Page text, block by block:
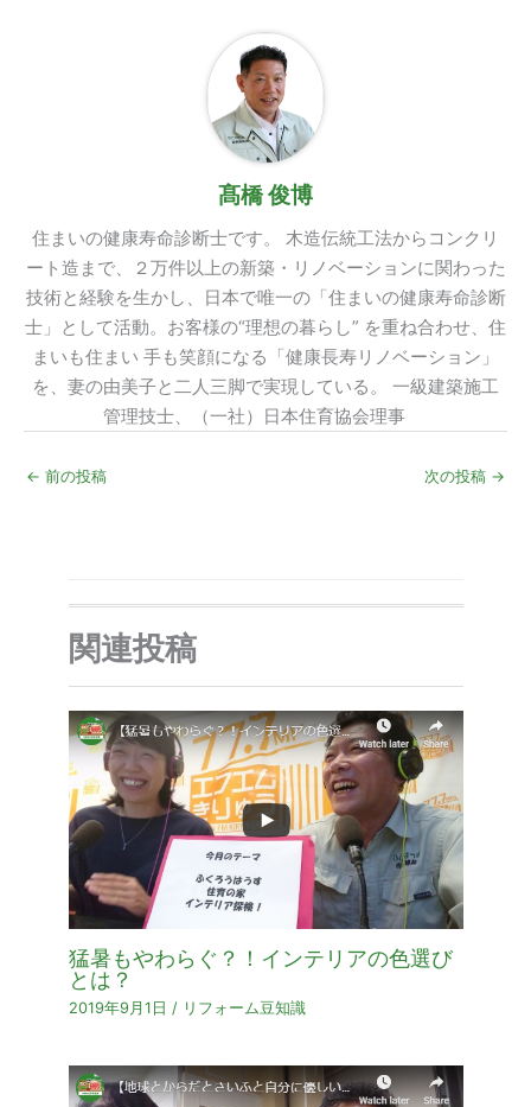
髙橋 俊博
住まいの健康寿命診断士です。 木造伝統工法からコンクリ
ート造まで、２万件以上の新築・リノベーションに関わった
技術と経験を生かし、日本で唯一の「住まいの健康寿命診断
士」として活動。お客様の“理想の暮らし” を重ね合わせ、住
まいも住まい 手も笑顔になる「健康長寿リノベーション」
を、妻の由美子と二人三脚で実現している。 一級建築施工
管理技士、（一社）日本住育協会理事
← 前の投稿 次の投稿 →
関連投稿
猛暑もやわらぐ？！インテリアの色選び
とは？
2019年9月1日 / リフォーム豆知識